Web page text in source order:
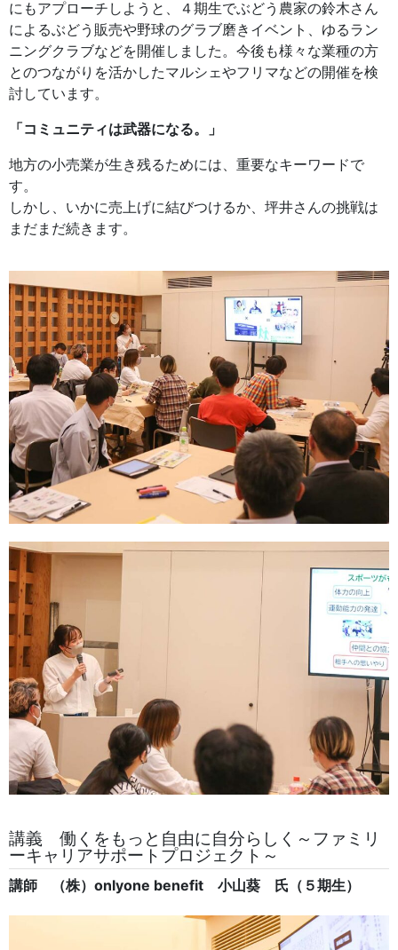
にもアプローチしようと、４期生でぶどう農家の鈴木さん
によるぶどう販売や野球のグラブ磨きイベント、ゆるラン
ニングクラブなどを開催しました。今後も様々な業種の方
とのつながりを活かしたマルシェやフリマなどの開催を検
討しています。
「コミュニティは武器になる。」
地方の小売業が生き残るためには、重要なキーワードで
す。
しかし、いかに売上げに結びつけるか、坪井さんの挑戦は
まだまだ続きます。
講義 働くをもっと自由に自分らしく～ファミリ
ーキャリアサポートプロジェクト～
講師 （株）onlyone benefit 小山葵 氏（５期生）